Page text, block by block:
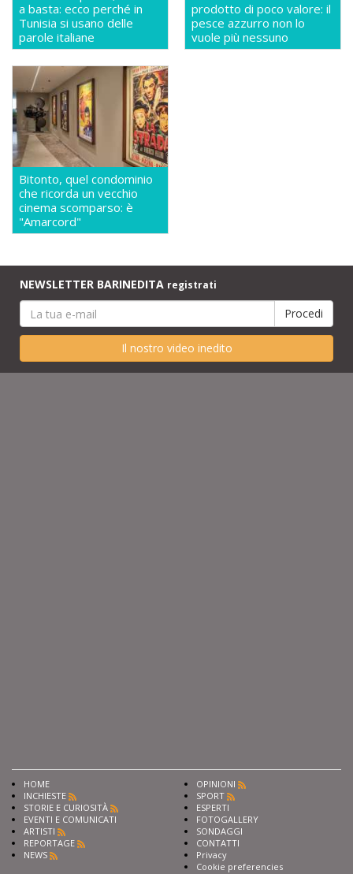
a basta: ecco perché in
Tunisia si usano delle
parole italiane
prodotto di poco valore: il
pesce azzurro non lo
vuole più nessuno
Bitonto, quel condominio
che ricorda un vecchio
cinema scomparso: è
"Amarcord"
NEWSLETTER BARINEDITA registrati
Il nostro video inedito
HOME
INCHIESTE
STORIE E CURIOSITÀ
EVENTI E COMUNICATI
ARTISTI
REPORTAGE
NEWS
OPINIONI
SPORT
ESPERTI
FOTOGALLERY
SONDAGGI
CONTATTI
Privacy
Cookie preferencies